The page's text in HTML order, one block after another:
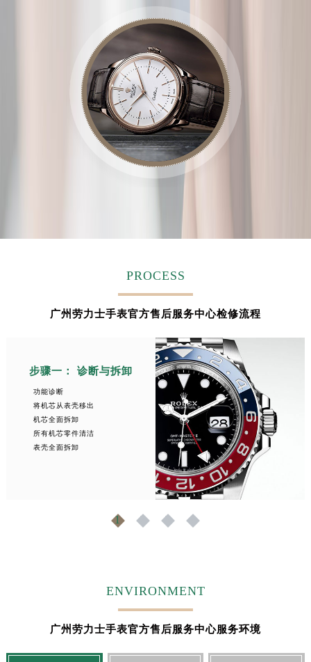
PROCESS
广州劳力士手表官方售后服务中心检修流程
步骤一： 诊断与拆卸
功能诊断
将机芯从表壳移出
机芯全面拆卸
所有机芯零件清洁
表壳全面拆卸
1 2 3 4
ENVIRONMENT
广州劳力士手表官方售后服务中心服务环境